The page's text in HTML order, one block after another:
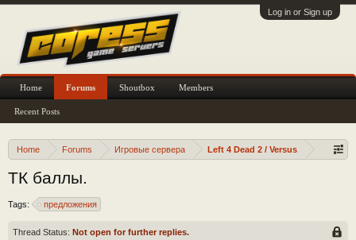
Log in or Sign up
Home Forums Игровые сервера Left 4 Dead 2 / Versus
ТК баллы.
Tags: предложения
Thread Status: Not open for further replies.
Home Forums
Recent Posts
Shoutbox Members